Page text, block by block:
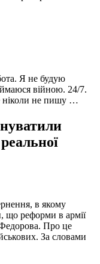
Я не будую
війною. 24/7.
ніколи не пишу …
в якому
що реформи в армії
Федорова. Про це
За словами